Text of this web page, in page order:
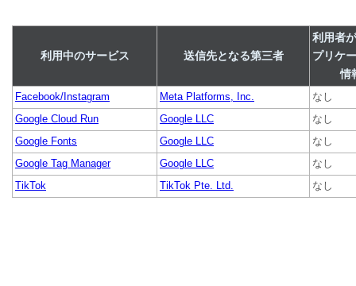
利用中のサービス 送信先となる第三者
利用者
プリケ
情
Facebook/Instagram Meta Platforms, Inc.
なし
Google Cloud Run
Google LLC
なし
Google Fonts
Google LLC
なし
Google Tag Manager
Google LLC
なし
TikTok
TikTok Pte. Ltd. なし